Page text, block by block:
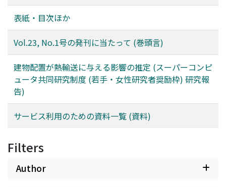
表紙・目次ほか
Vol.23, No.1号の発刊に当たって (巻頭言)
建物配置が熱輸送に与える影響の推定 (スーパーコンピ
ュータ共同研究制度 (若手・女性研究者奨励枠) 研究報
告)
サービス利用のための資料一覧 (資料)
Filters
Author